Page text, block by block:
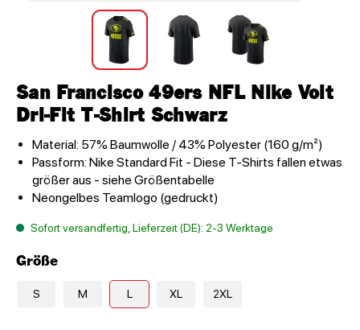
San Francisco 49ers NFL Nike Volt
Dri-Fit T-Shirt Schwarz
Material: 57% Baumwolle / 43% Polyester (160 g/m²)
Passform: Nike Standard Fit - Diese T-Shirts fallen etwas
größer aus - siehe Größentabelle
Neongelbes Teamlogo (gedruckt)
Sofort versandfertig, Lieferzeit (DE): 2-3 Werktage
Größe
S M L XL 2XL